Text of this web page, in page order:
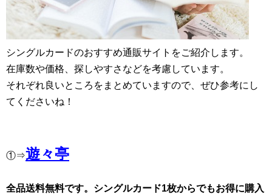
シングルカードのおすすめ通販サイトをご紹介します。
在庫数や価格、探しやすさなどを考慮しています。
それぞれ良いところをまとめていますので、ぜひ参考にし
てくださいね！
①⇒遊々亭
全品送料無料です。シングルカード1枚からでもお得に購入